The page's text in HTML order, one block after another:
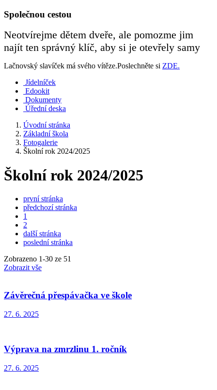
Společnou cestou
Neotvírejme dětem dveře, ale pomozme jim
najít ten správný klíč, aby si je otevřely samy
Lačnovský slavíček má svého vítěze.Poslechněte si ZDE.
Jídelníček
Edookit
Dokumenty
Úřední deska
Úvodní stránka
Základní škola
Fotogalerie
Školní rok 2024/2025
Školní rok 2024/2025
první stránka
předchozí stránka
1
2
další stránka
poslední stránka
Zobrazeno 1-30 ze 51
Zobrazit vše
Závěrečná přespávačka ve škole
27. 6. 2025
Výprava na zmrzlinu 1. ročník
27. 6. 2025